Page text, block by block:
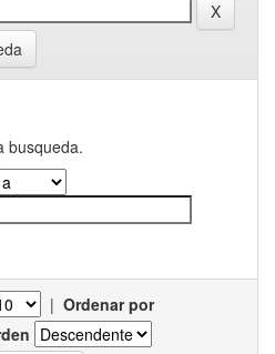
busqueda.
| Ordenar por